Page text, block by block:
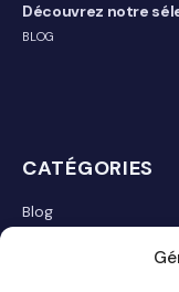
Découvrez notre
BLOG
CATÉGORIES
Blog